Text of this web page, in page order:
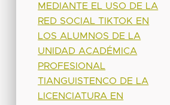
MEDIANTE EL USO DE LA
RED SOCIAL TIKTOK EN
LOS ALUMNOS DE LA
UNIDAD ACADÉMICA
PROFESIONAL
TIANGUISTENCO DE LA
LICENCIATURA EN